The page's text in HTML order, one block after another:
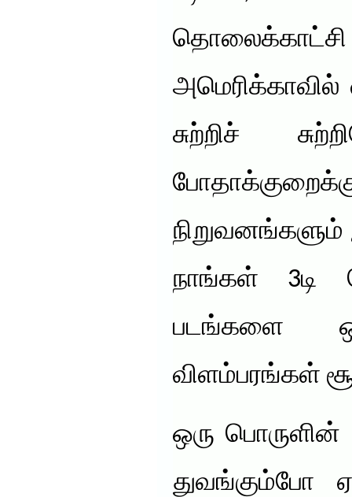
தொலைக்காட்சி
சுற்றிச்
நிறுவனங்களும்
நாங்கள் 3டி
படங்களை
விளம்பரங்கள்
ஒரு
துவங்கும்போ